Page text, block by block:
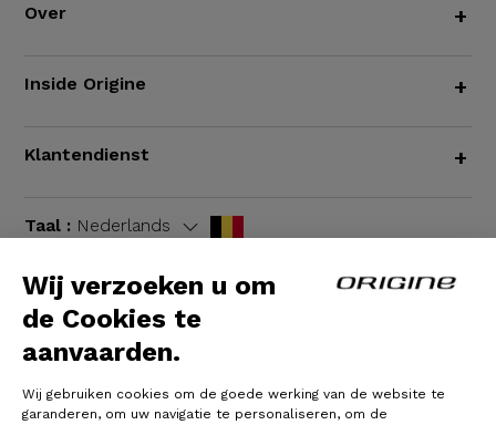
Wij verzoeken u om
de Cookies te
aanvaarden.
Wij gebruiken cookies om de goede werking van de website te
garanderen, om uw navigatie te personaliseren, om de
Over +
Inside Origine +
Klantendienst +
Taal : Nederlands
Algemene voorwaarden